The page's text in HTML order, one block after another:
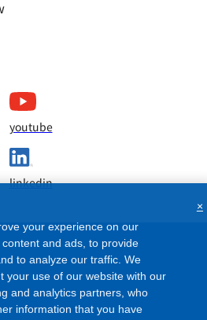
youtube
linkedin
your experience on our
and ads, to provide
to analyze our traffic. We
your use of our website with our
and analytics partners, who
information that you have
×